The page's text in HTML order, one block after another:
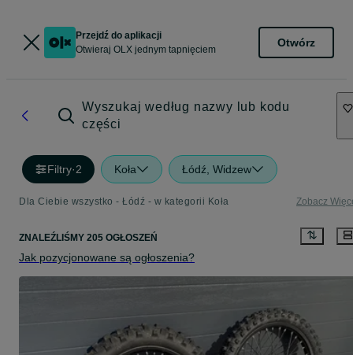
Przejdź do aplikacji
Otwieraj OLX jednym tapnięciem
Otwórz
Wyszukaj według nazwy lub kodu
części
Filtry·2 Koła Łódź, Widzew
Dla Ciebie wszystko - Łódź - w kategorii Koła Zobacz
ZNALEŹLIŚMY 205 OGŁOSZEŃ
Jak pozycjonowane są ogłoszenia?